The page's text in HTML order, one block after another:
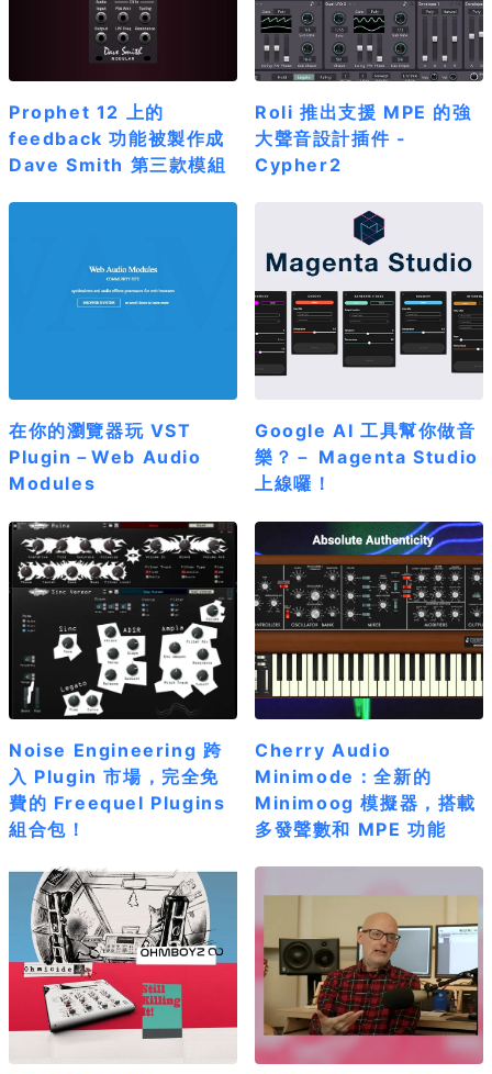
Prophet 12 上的
feedback 功能被製作成
Dave Smith 第三款模組
Roli 推出支援 MPE 的強
大聲音設計插件 -
Cypher2
在你的瀏覽器玩 VST
Plugin－Web Audio
Modules
Google AI 工具幫你做音
樂？－ Magenta Studio
上線囉！
Noise Engineering 跨
入 Plugin 市場，完全免
費的 Freequel Plugins
組合包！
Cherry Audio
Minimode：全新的
Minimoog 模擬器，搭載
多發聲數和 MPE 功能